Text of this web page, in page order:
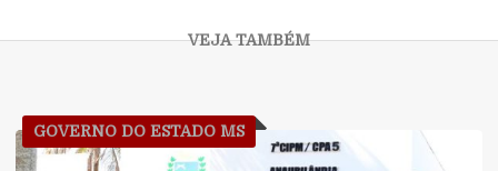
GOVERNO DO ESTADO MS